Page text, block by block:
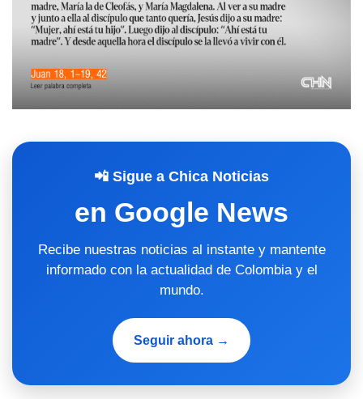
📲 Sigue a Chica Noticias
en Google News
Recibe nuestras noticias al instante y mantente
informado con la actualidad de Colombia y el
mundo.
Seguir ahora →